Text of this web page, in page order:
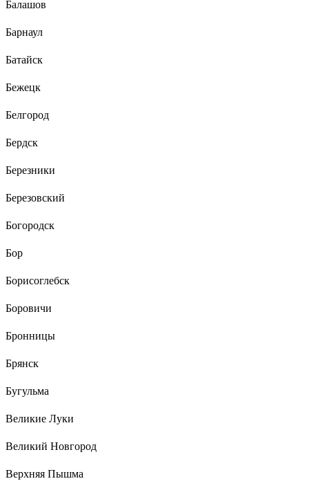
Балашов
Барнаул
Батайск
Бежецк
Белгород
Бердск
Березники
Березовский
Богородск
Бор
Борисоглебск
Боровичи
Бронницы
Брянск
Бугульма
Великие Луки
Великий Новгород
Верхняя Пышма